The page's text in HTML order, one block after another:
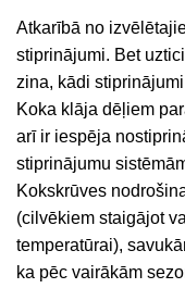
Atkarībā no
stiprinājumi. Bet
zina, kādi
Koka klāja dēļiem
arī ir iespēja
stiprinājumu
Kokskrūves
(cilvēkiem staigājot
temperatūrai),
ka pēc vairākām